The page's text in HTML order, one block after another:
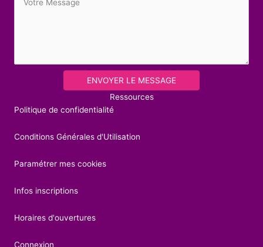
ENVOYER LE MESSAGE
Ressources
Politique de confidentialité
Conditions Générales d'Utilisation
Paramétrer mes cookies
Infos inscriptions
Horaires d'ouvertures
Connexion